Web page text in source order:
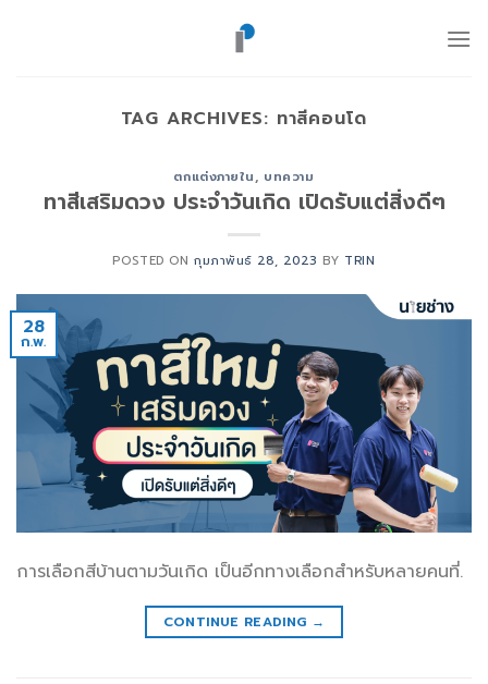
TAG ARCHIVES: ทาสีคอนโด
ตกแต่งภายใน, บทความ
ทาสีเสริมดวง ประจำวันเกิด เปิดรับแต่สิ่งดีๆ
POSTED ONกุมภาพันธ์ 28, 2023 BY TRIN
28
ก.พ.
การเลือกสีบ้านตามวันเกิด เป็นอีกทางเลือกสำหรับหลายคนที่.
CONTINUE READING →